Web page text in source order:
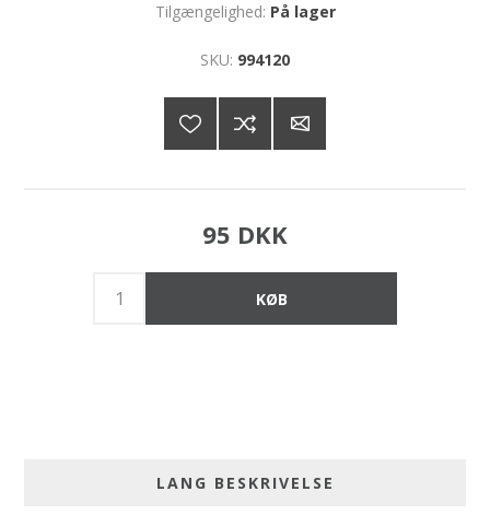
Tilgængelighed: På lager
SKU: 994120
95 DKK
LANG BESKRIVELSE